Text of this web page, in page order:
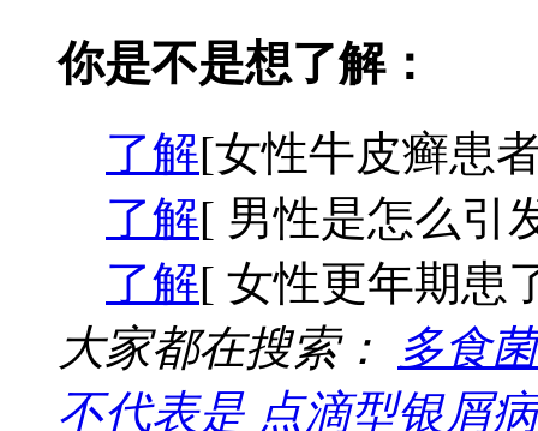
你是不是想了解：
了解[女性牛皮癣患
了解[ 男性是怎么引
了解[ 女性更年期患
大家都在搜索：
多食
不代表是 点滴型银屑